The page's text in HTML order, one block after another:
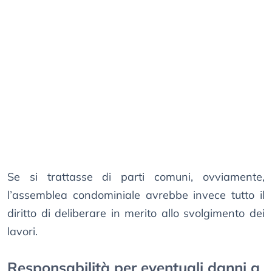
Se si trattasse di parti comuni, ovviamente,
l’assemblea condominiale avrebbe invece tutto il
diritto di deliberare in merito allo svolgimento dei
lavori.